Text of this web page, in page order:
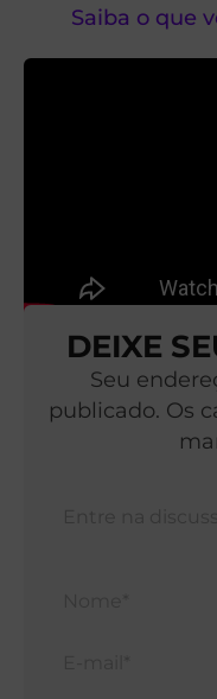
Saiba o que
DEIXE
Seu
publicado. Os